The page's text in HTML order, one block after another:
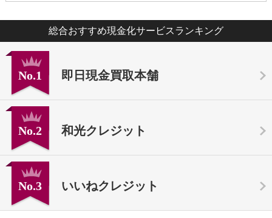
総合おすすめ現金化サービスランキング
No.1 即日現金買取本舗
No.2 和光クレジット
No.3 いいねクレジット